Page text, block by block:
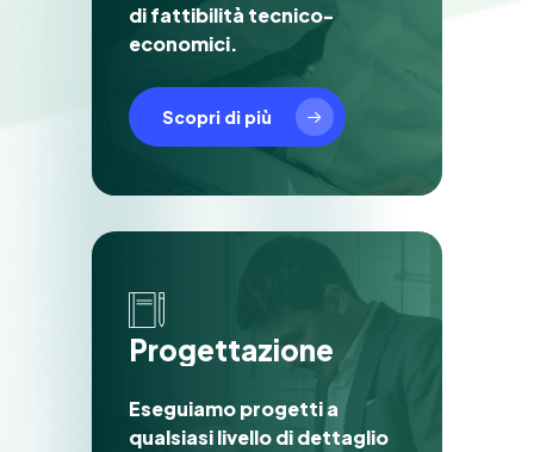
di fattibilità tecnico-
economici.
Scopri di più
Progettazione
Eseguiamo progetti a
qualsiasi livello di dettaglio